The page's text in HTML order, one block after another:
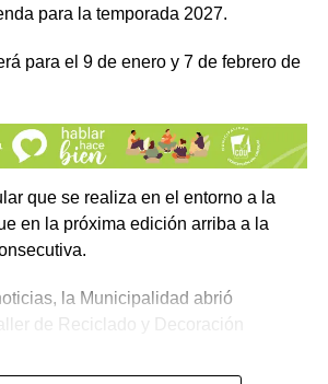
para la temporada 2027.
para el 9 de enero y 7 de febrero de
que se realiza en el entorno a la
en la próxima edición arriba a la
la Municipalidad abrió
de Reciclado y Decoración